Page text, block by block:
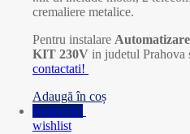
cremaliere metalice.
Pentru instalare
KIT 230V in judetul Prahova
contactati!
Adaugă în coș
Reduceri!
wishlist